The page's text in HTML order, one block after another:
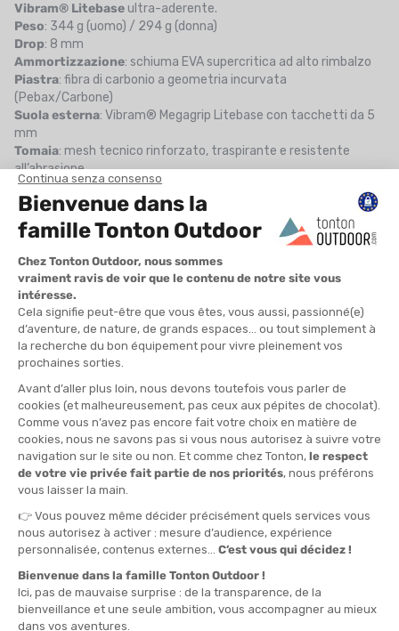
Vibram® Litebase ultra-aderente.
Peso: 344 g (uomo) / 294 g (donna)
Drop: 8 mm
Ammortizzazione: schiuma EVA supercritica ad alto rimbalzo
Piastra: fibra di carbonio a geometria incurvata
(Pebax/Carbone)
Suola esterna: Vibram® Megagrip Litebase con tacchetti da 5
mm
Tomaia: mesh tecnico rinforzato, traspirante e resistente
all’abrasione
Prezzo: 225€
Primi passi: il DNA Hoka al servizio della performance tecnica
Fin dal primo calzo, laMafate X si distingue per il suo volume
di ammortizzazione impressionante, senza però dare
sensazione di pesantezza. La calzata è piuttosto avvolgente al
mesopiede con una bella libertà nella parte anteriore. La
longitudinale è percepibile
, segnalando una falcata propulsiva
e strutturata.
Il rocker pronunciato (forma incurvata della suola)